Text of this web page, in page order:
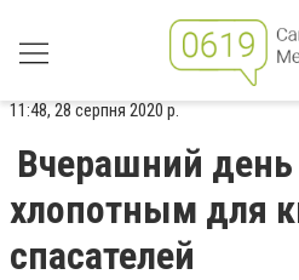
11:48, 28 серпня 2020 р.
Вчерашний
хлопотным для
спасателей